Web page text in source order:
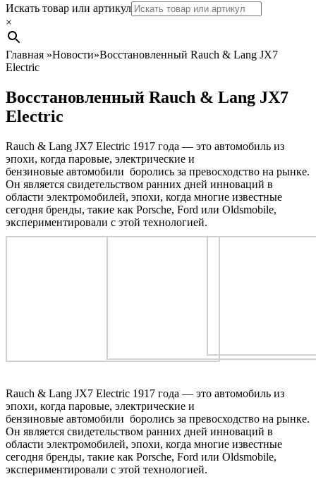
Search
Искать товар или артикул
×
Главная »Новости»Восстановленный Rauch & Lang JX7
Electric
Восстановленный Rauch & Lang JX7
Electric
Rauch & Lang JX7 Electric 1917 года — это автомобиль из
эпохи, когда паровые, электрические и
бензиновые автомобили боролись за превосходство на рынке.
Он является свидетельством ранних дней инноваций в
области электромобилей, эпохи, когда многие известные
сегодня бренды, такие как Porsche, Ford или Oldsmobile,
экспериментировали с этой технологией.
Rauch & Lang JX7 Electric 1917 года — это автомобиль из
эпохи, когда паровые, электрические и
бензиновые автомобили боролись за превосходство на рынке.
Он является свидетельством ранних дней инноваций в
области электромобилей, эпохи, когда многие известные
сегодня бренды, такие как Porsche, Ford или Oldsmobile,
экспериментировали с этой технологией.